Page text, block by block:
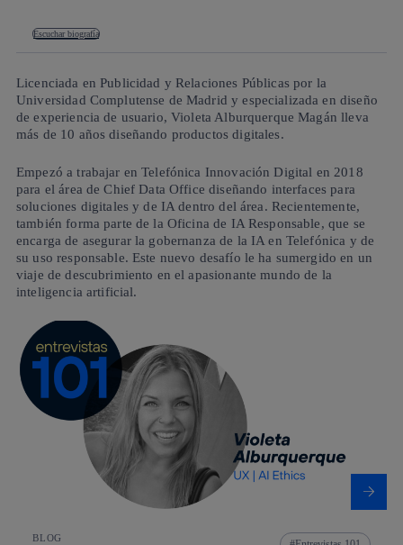
Escuchar biografía
Licenciada en Publicidad y Relaciones Públicas por la
Universidad Complutense de Madrid y especializada en diseño
de experiencia de usuario, Violeta Alburquerque Magán lleva
más de 10 años diseñando productos digitales.
Empezó a trabajar en Telefónica Innovación Digital en 2018
para el área de Chief Data Office diseñando interfaces para
soluciones digitales y de IA dentro del área. Recientemente,
también forma parte de la Oficina de IA Responsable, que se
encarga de asegurar la gobernanza de la IA en Telefónica y de
su uso responsable. Este nuevo desafío le ha sumergido en un
viaje de descubrimiento en el apasionante mundo de la
inteligencia artificial.
BLOG